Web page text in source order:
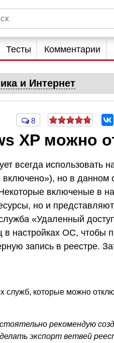
Тесты Комментарии
и Интернет
8
XP можно
всегда использовать
но в данном
включеные в
но и
«Удаленный
настройках ОС, чтобы
запись в реестре.
служб, которые можно
рекомендую
экспорт ветвей